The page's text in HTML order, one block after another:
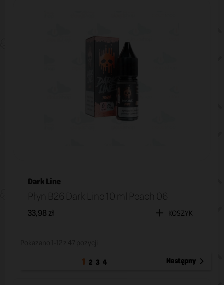
Dark Line
Płyn B26 Dark Line 10 ml Peach 06
33,98 zł KOSZYK
1 2 3 4 Następny